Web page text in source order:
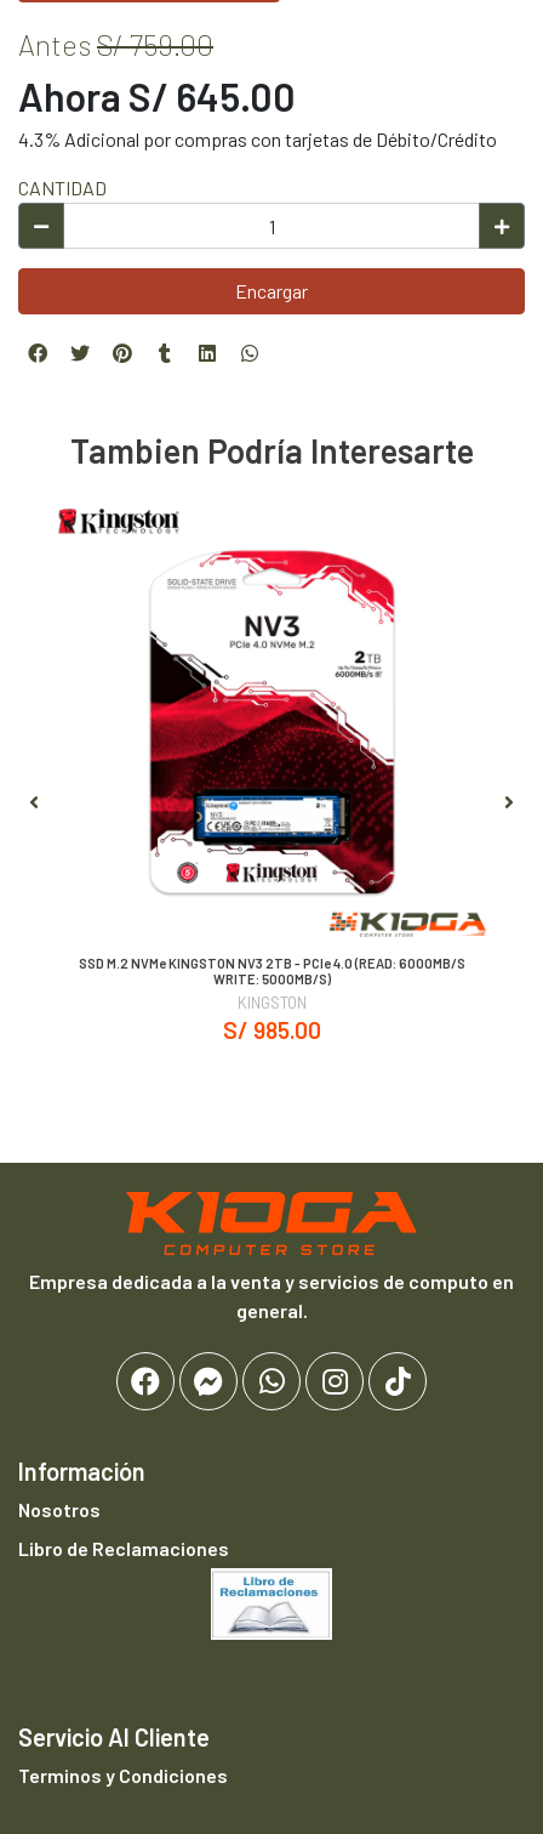
Antes S/ 759.00
Ahora S/ 645.00
4.3% Adicional por compras con tarjetas de Débito/Crédito
CANTIDAD
Encargar
Tambien Podría Interesarte
SSD M.2 NVMe KINGSTON NV3 2TB - PCIe 4.0 (READ: 6000MB/S
WRITE: 5000MB/S)
KINGSTON
S/ 985.00
Empresa dedicada a la venta y servicios de computo en
general.
Información
Nosotros
Libro de Reclamaciones
Servicio Al Cliente
Terminos y Condiciones